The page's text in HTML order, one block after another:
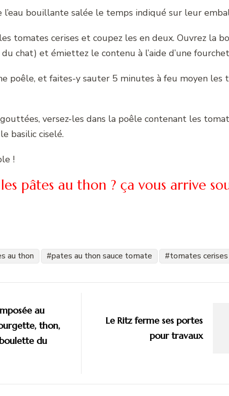
l’eau bouillante salée le temps indiqué sur leur
tomates cerises et coupez les en deux. Ouvrez la
chat) et émiettez le contenu à l’aide d’une
poêle, et faites-y sauter 5 minutes à feu moyen les
versez-les dans la poêle contenant les
basilic ciselé.
!
pâtes au thon ? ça vous arrive
au thon pates au thon sauce tomate tomates cerises
au
thon,
du
Le Ritz ferme ses portes
pour travaux